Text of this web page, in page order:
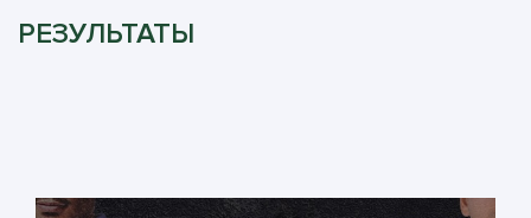
РЕЗУЛЬТАТЫ